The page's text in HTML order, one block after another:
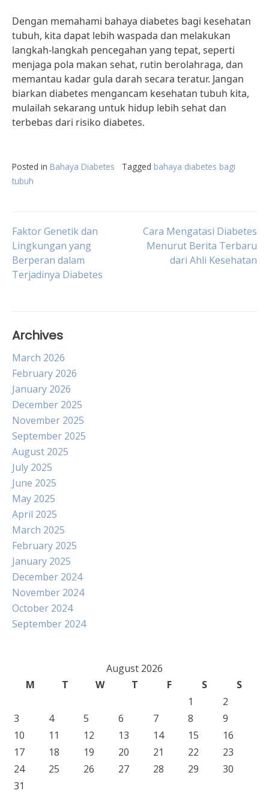
Dengan memahami bahaya diabetes bagi kesehatan
tubuh, kita dapat lebih waspada dan melakukan
langkah-langkah pencegahan yang tepat, seperti
menjaga pola makan sehat, rutin berolahraga, dan
memantau kadar gula darah secara teratur. Jangan
biarkan diabetes mengancam kesehatan tubuh kita,
mulailah sekarang untuk hidup lebih sehat dan
terbebas dari risiko diabetes.
Posted in Bahaya Diabetes Tagged bahaya diabetes bagi
tubuh
Post
navigation
Faktor Genetik dan
Lingkungan yang
Berperan dalam
Terjadinya Diabetes
Cara Mengatasi Diabetes
Menurut Berita Terbaru
dari Ahli Kesehatan
Archives
March 2026
February 2026
January 2026
December 2025
November 2025
September 2025
August 2025
July 2025
June 2025
May 2025
April 2025
March 2025
February 2025
January 2025
December 2024
November 2024
October 2024
September 2024
August 2026
M
T W T F S
S
1
2
3
4 5 6 7 8
9
10
11 12 13 14 15
16
17
18 19 20 21 22
23
24
25 26 27 28 29
30
31